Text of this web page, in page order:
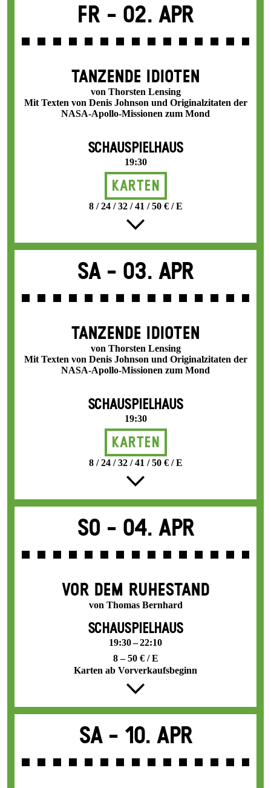
Fr - 02. Apr
TANZENDE IDIOTEN
von Thorsten Lensing
Mit Texten von Denis Johnson und Originalzitaten der
NASA-Apollo-Missionen zum Mond
SCHAUSPIELHAUS
19:30
Karten
8 / 24 / 32 / 41 / 50 € / E
Sa - 03. Apr
TANZENDE IDIOTEN
von Thorsten Lensing
Mit Texten von Denis Johnson und Originalzitaten der
NASA-Apollo-Missionen zum Mond
SCHAUSPIELHAUS
19:30
Karten
8 / 24 / 32 / 41 / 50 € / E
So - 04. Apr
VOR DEM RUHESTAND
von Thomas Bernhard
SCHAUSPIELHAUS
19:30 – 22:10
8 – 50 € / E
Karten ab Vorverkaufsbeginn
Sa - 10. Apr